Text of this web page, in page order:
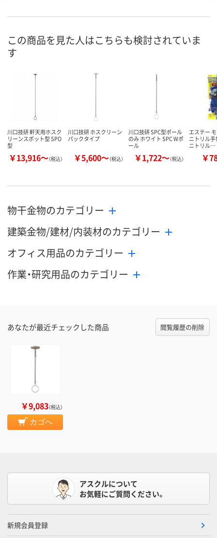
号
お届け日
カ
この商品を見た人はこちらも検討されていま
す
川口技研 軒天用ホスク
リーンスポット型 SPO
型
￥13,916～（税込）
川口技研 ホスクリーン
パックタイプ
￥5,600～（税込）
川口技研 SPC型ポール
のみ ホワイト SPC Wポ
ール
￥1,722～（税込）
エステー
ニトリル
ニトリル…
￥
物干金物のカテゴリー
建築金物/建材/内装材のカテゴリー
オフィス用品のカテゴリー
作業・研究用品のカテゴリー
あなたが最近チェックした商品 閲覧履歴の削除
￥9,083（税込）
カゴへ
アスクルについて
お気軽にご質問ください。
新規会員登録